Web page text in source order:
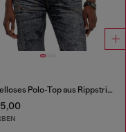
Ärmelloses Polo-Top aus Rippstrick mit Seidenmix